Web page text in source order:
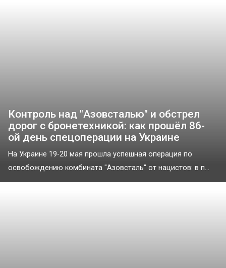
Контроль над "Азовсталью" и обстрел
дорог с бронетехникой: как прошёл 86-
ой день спецоперации на Украине
На Украине 19-20 мая прошла успешная операция по
освобождению комбината "Азовсталь" от нацистов: в п...